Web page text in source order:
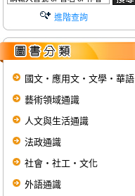
進階查詢
國文‧應用文‧文學‧華語
藝術領域通識
人文與生活通識
法政通識
社會‧社工‧文化
外語通識